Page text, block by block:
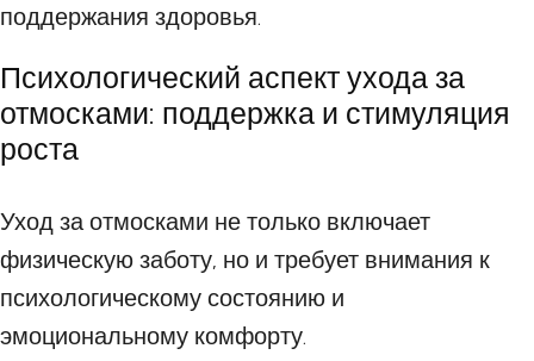
поддержания здоровья.
Психологический аспект ухода за
отмосками: поддержка и стимуляция
роста
Уход за отмосками не только включает
физическую заботу, но и требует внимания к
психологическому состоянию и
эмоциональному комфорту.